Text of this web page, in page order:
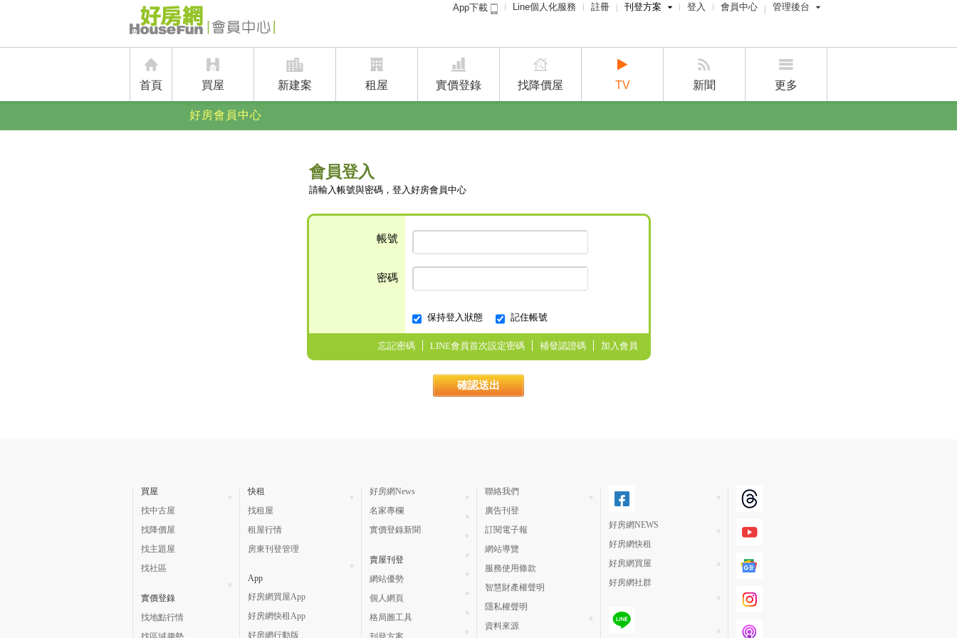
App下載 Line個人化服務 註冊 刊登方案
賣屋刊登
登入 會員中心 管理後台
經紀人員管理後台
首頁 買屋 新建案 租屋 實價登錄 找降價屋 TV 新聞 更多
好房會員中心
會員登入
請輸入帳號與密碼，登入好房會員中心
帳號
密碼
保持登入狀態 記住帳號
加入會員
補發認證碼
LINE會員首次設定密碼
忘記密碼
買屋
找中古屋
找降價屋
找主題屋
找社區
實價登錄
找地點行情
快租
找租屋
租屋行情
房東刊登管理
App
好房網買屋App
好房網快租App
好房網行動版
好房網News
名家專欄
實價登錄新聞
賣屋刊登
網站優勢
個人網頁
格局圖工具
聯絡我們
廣告刊登
訂閱電子報
網站導覽
服務使用條款
智慧財產權聲明
隱私權聲明
資料來源
好房網NEWS
好房網快租
好房網買屋
好房網社群